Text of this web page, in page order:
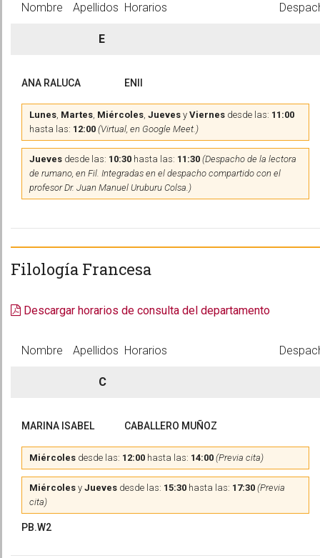
Nombre Apellidos Horarios
E
ANA RALUCA ENII
Lunes, Martes, Miércoles, Jueves y Viernes desde las: 11:00
hasta las: 12:00 (Virtual, en Google Meet.)
Jueves desde las: 10:30 hasta las: 11:30 (Despacho de la lectora
de rumano, en Fil. Integradas en el despacho compartido con el
profesor Dr. Juan Manuel Uruburu Colsa.)
Filología Francesa
Descargar horarios de consulta del departamento
Nombre Apellidos Horarios
C
MARINA ISABEL CABALLERO MUÑOZ
Miércoles desde las: 12:00 hasta las: 14:00 (Previa cita)
Miércoles y Jueves desde las: 15:30 hasta las: 17:30 (Previa
cita)
PB.W2